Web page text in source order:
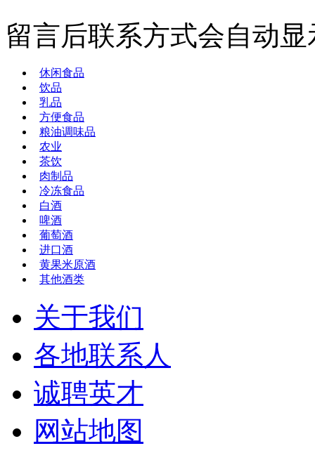
留言后联系方式会自动显
休闲食品
饮品
乳品
方便食品
粮油调味品
农业
茶饮
肉制品
冷冻食品
白酒
啤酒
葡萄酒
进口酒
黄果米原酒
其他酒类
关于我们
各地联系人
诚聘英才
网站地图